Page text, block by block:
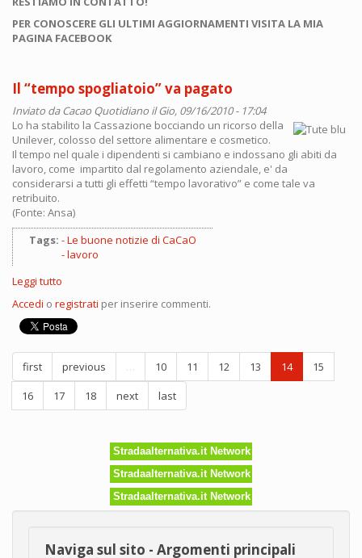
PER CONOSCERE GLI ULTIMI AGGIORNAMENTI VISITA LA MIA
PAGINA FACEBOOK
Il “tempo spogliatoio” va pagato
Inviato daCacao Quotidiano il Gio, 09/16/2010 - 17:04
Lo ha stabilito la Cassazione bocciando un ricorso della
Unilever, colosso del settore alimentare e cosmetico.
Il tempo nel quale i dipendenti si cambiano e indossano gli abiti da
lavoro, come impartito dal regolamento aziendale, e' da
considerarsi a tutti gli effetti “tempo lavorativo” e come tale va
retribuito.
(Fonte: Ansa)
Tags:
Le buone notizie di CaCaO
lavoro
Leggi tutto
“tempo
spogliatoio”
va
pagato
Accedi o registrati per inserire commenti.
first previous … 10 11 12 13 14
15
16
17 18 next last
Stradaalternativa.it Network
Stradaalternativa.it Network
Stradaalternativa.it Network
Naviga sul sito - Argomenti principali